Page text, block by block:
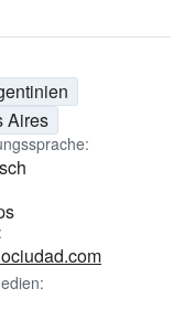
Aires